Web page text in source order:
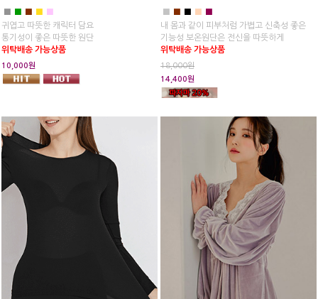
■ ■ ■ ■ ■
귀엽고 따뜻한 캐릭터 담요
통기성이 좋은 따뜻한 원단
위탁배송 가능상품
10,000원
■ ■ ■ ■ ■
내 몸과 같이 피부처럼 가볍고 신축성 좋은
기능성 보온원단은 전신을 따뜻하게
위탁배송 가능상품
18,000원
14,400원